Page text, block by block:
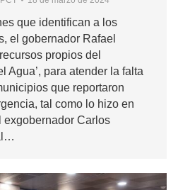
que identifican a los
el gobernador Rafael
propios del
Agua’, para atender la falta
que reportaron
tal como lo hizo en
exgobernador Carlos